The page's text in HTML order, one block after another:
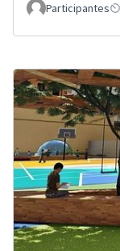
Participantes